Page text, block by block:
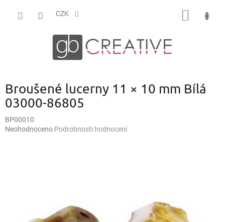
CZK
Broušené lucerny 11 × 10 mm Bílá
03000-86805
BP00010
Průměrné
Neohodnoceno Podrobnosti hodnocení